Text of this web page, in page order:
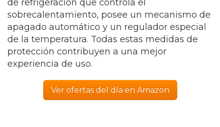
de refrigeración que controla el
sobrecalentamiento, posee un mecanismo de
apagado automático y un regulador especial
de la temperatura. Todas estas medidas de
protección contribuyen a una mejor
experiencia de uso.
Ver ofertas del día en Amazon